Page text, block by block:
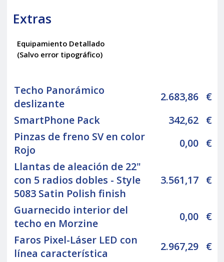
Extras
Equipamiento Detallado
(Salvo error tipográfico)
Techo Panorámico
deslizante
2.683,86 €
SmartPhone Pack
342,62 €
Pinzas de freno SV en color
Rojo
0,00 €
Llantas de aleación de 22"
con 5 radios dobles - Style
5083 Satin Polish finish
3.561,17 €
Guarnecido interior del
techo en Morzine
0,00 €
Faros Pixel-Láser LED con
línea característica
2.967,29 €